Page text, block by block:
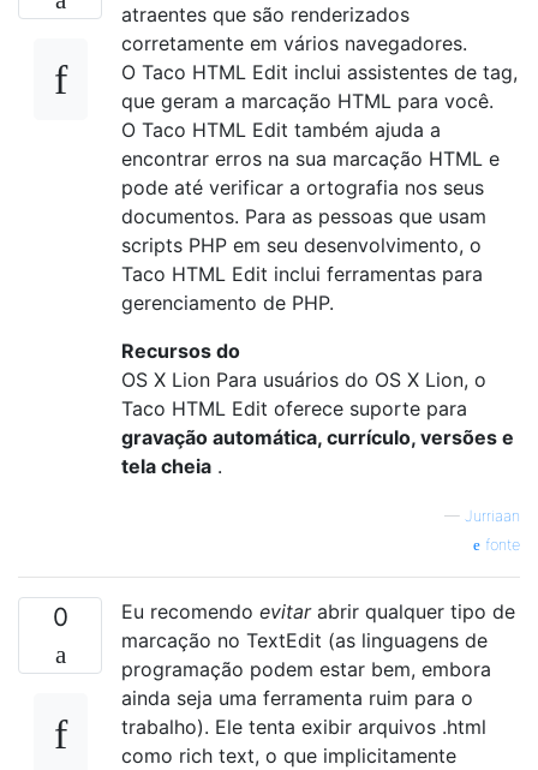
atraentes que são renderizados
corretamente em vários navegadores.
O Taco HTML Edit inclui assistentes de tag,
que geram a marcação HTML para você.
O Taco HTML Edit também ajuda a
encontrar erros na sua marcação HTML e
pode até verificar a ortografia nos seus
documentos. Para as pessoas que usam
scripts PHP em seu desenvolvimento, o
Taco HTML Edit inclui ferramentas para
gerenciamento de PHP.
Recursos do
OS X Lion Para usuários do OS X Lion, o
Taco HTML Edit oferece suporte para
gravação automática, currículo, versões e
tela cheia .
— Jurriaan
fonte
0 Eu recomendo evitarabrir qualquer tipo de
marcação no TextEdit (as linguagens de
programação podem estar bem, embora
ainda seja uma ferramenta ruim para o
trabalho). Ele tenta exibir arquivos .html
como rich text, o que implicitamente